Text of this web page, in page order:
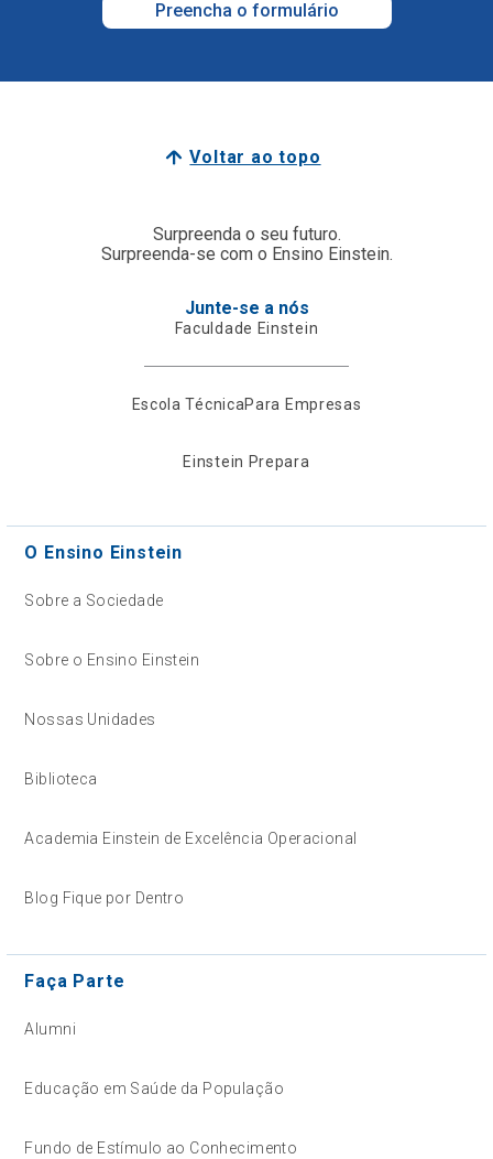
Preencha o formulário
Voltar ao topo
Surpreenda o seu futuro.
Surpreenda-se com o Ensino Einstein.
Junte-se a nós
Faculdade Einstein
Escola TécnicaPara Empresas
Einstein Prepara
O Ensino Einstein
Sobre a Sociedade
Sobre o Ensino Einstein
Nossas Unidades
Biblioteca
Academia Einstein de Excelência Operacional
Blog Fique por Dentro
Faça Parte
Alumni
Educação em Saúde da População
Fundo de Estímulo ao Conhecimento